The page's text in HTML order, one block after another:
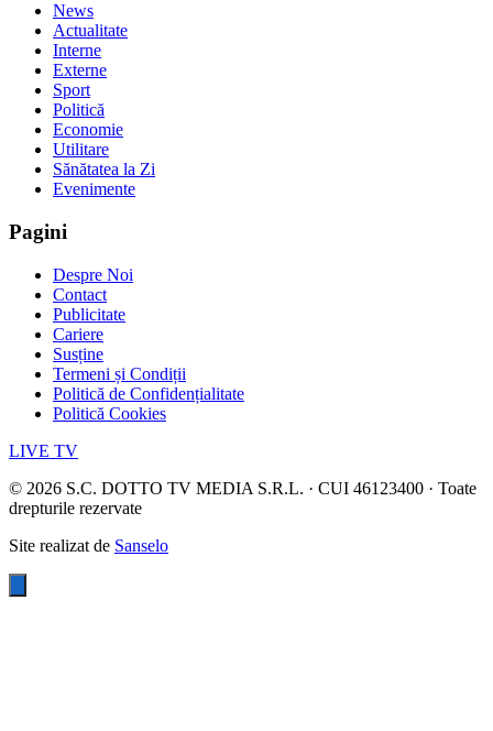
News
Actualitate
Interne
Externe
Sport
Politică
Economie
Utilitare
Sănătatea la Zi
Evenimente
Pagini
Despre Noi
Contact
Publicitate
Cariere
Susține
Termeni și Condiții
Politică de Confidențialitate
Politică Cookies
LIVE TV
© 2026 S.C. DOTTO TV MEDIA S.R.L. · CUI 46123400 · Toate
drepturile rezervate
Site realizat de Sanselo